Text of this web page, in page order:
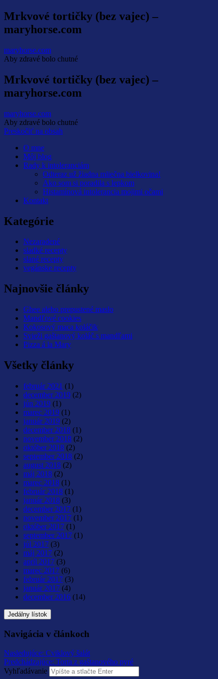
Mrkvové tortičky (bez vajec) –
maryhorse.com
maryhorse.com
Aby zdravé bolo chutné
Mrkvové tortičky (bez vajec) –
maryhorse.com
maryhorse.com
Aby zdravé bolo chutné
Preskočiť na obsah
O mne
Môj blog
Rady k intoleranciám
Odteraz už žiadna mliečna bielkovina!
Ako som si poradila s lepkom
Histamínová intolerancia mojimi očami
Kontakt
Kategórie
Nezaradené
sladké recepty
slané recepty
vegánske recepty
Najnovšie články
Ghee alebo prepustené maslo
Mandľové cookies
Kokosový maca koláčik
Svieži gaštanový koláč s mandľami
Pizza á la Mary
Všetky články
február 2021 (1)
december 2019 (2)
jún 2019 (1)
marec 2019 (1)
január 2019 (2)
december 2018 (1)
november 2018 (2)
október 2018 (2)
september 2018 (2)
august 2018 (2)
máj 2018 (2)
marec 2018 (1)
február 2018 (1)
január 2018 (3)
december 2017 (1)
november 2017 (1)
október 2017 (1)
september 2017 (1)
júl 2017 (3)
máj 2017 (2)
apríl 2017 (3)
marec 2017 (6)
február 2017 (3)
január 2017 (4)
december 2016 (14)
Jedálny lístok
Navigácia v článkoch
Nasledujúce: Cviklový šalát
Predchádzajúce: Torta z gaštanového pyré
Vyhľadávanie